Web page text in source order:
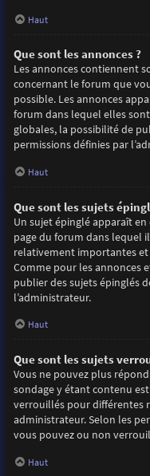
Haut
Que sont les annonces ?
Les annonces contiennent
concernant le forum que
possible. Les annonces
forum dans lequel elles
globales, la possibilité de
permissions définies par
Haut
Que sont les sujets
Un sujet épinglé apparaît
page du forum dans lequel
relativement importantes
Comme pour les annonces
publier des sujets épinglés
l’administrateur.
Haut
Que sont les sujets
Vous ne pouvez plus
sondage y étant contenu
verrouillés pour différentes
administrateur. Selon les
vous pouvez ou non
Haut